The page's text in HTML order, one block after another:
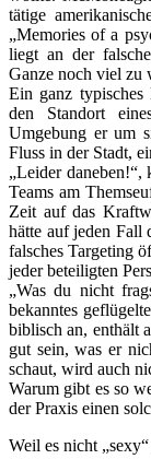
tätige
„Memories of a
liegt an der
Ganze noch viel zu
Ein ganz typisches
den Standort
Umgebung er um
Fluss in der Stadt,
„Leider daneben!“,
Teams am
Zeit auf das
hätte auf jeden Fall
falsches Targeting
jeder beteiligten
„Was du nicht
bekanntes
biblisch an, enthält
gut sein, was er
schaut, wird auch
Warum gibt es so
der Praxis einen
Weil es nicht